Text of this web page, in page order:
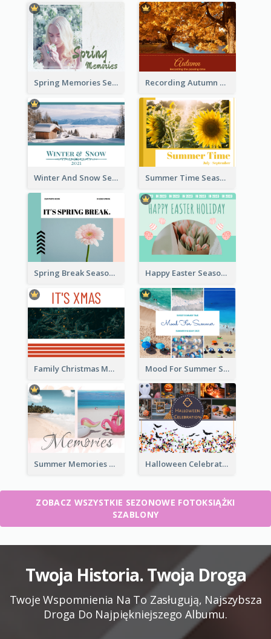
Spring Memories Seasonal Photo Book Recording Autumn Seasonal Photo Book
Winter And Snow Seasonal Photo Book Summer Time Seasonal Photo Book
Spring Break Seasonal Photo Book Happy Easter Seasonal Photo Book
Family Christmas Memories Seasonal Photo Book Mood For Summer Seasonal Photo Book
Summer Memories Seasonal Photo Book Halloween Celebration Photo Book
ZOBACZ WSZYSTKIE SEZONOWE FOTOKSIĄŻKI
SZABLONY
Twoja Historia. Twoja Droga
Twoje Wspomnienia Na To Zasługują, Najszybsza
Droga Do Najpiękniejszego Albumu.